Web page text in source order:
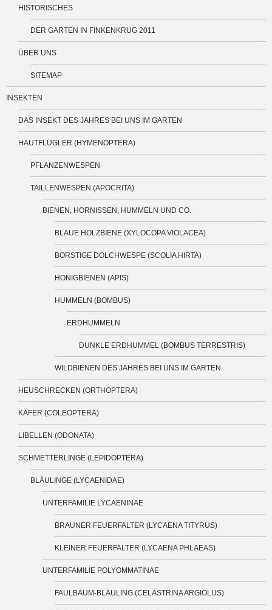
HISTORISCHES
DER GARTEN IN FINKENKRUG 2011
ÜBER UNS
SITEMAP
INSEKTEN
DAS INSEKT DES JAHRES BEI UNS IM GARTEN
HAUTFLÜGLER (HYMENOPTERA)
PFLANZENWESPEN
TAILLENWESPEN (APOCRITA)
BIENEN, HORNISSEN, HUMMELN UND CO.
BLAUE HOLZBIENE (XYLOCOPA VIOLACEA)
BORSTIGE DOLCHWESPE (SCOLIA HIRTA)
HONIGBIENEN (APIS)
HUMMELN (BOMBUS)
ERDHUMMELN
DUNKLE ERDHUMMEL (BOMBUS TERRESTRIS)
WILDBIENEN DES JAHRES BEI UNS IM GARTEN
HEUSCHRECKEN (ORTHOPTERA)
KÄFER (COLEOPTERA)
LIBELLEN (ODONATA)
SCHMETTERLINGE (LEPIDOPTERA)
BLÄULINGE (LYCAENIDAE)
UNTERFAMILIE LYCAENINAE
BRAUNER FEUERFALTER (LYCAENA TITYRUS)
KLEINER FEUERFALTER (LYCAENA PHLAEAS)
UNTERFAMILIE POLYOMMATINAE
FAULBAUM-BLÄULING (CELASTRINA ARGIOLUS)